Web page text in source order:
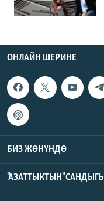
ОНЛАЙН ШЕРИНЕ
БИЗ ЖӨНҮНДӨ
"АЗАТТЫКТЫН" САНДЫГЫ